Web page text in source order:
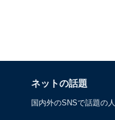
ネットの話題
国内外のSNSで話題の